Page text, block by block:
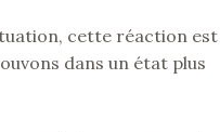
cette réaction est
dans un état plus